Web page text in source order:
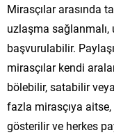
Mirasçılar arasında
uzlaşma
başvurulabilir.
mirasçılar kendi
bölebilir, satabilir
fazla mirasçıya
gösterilir ve herkes